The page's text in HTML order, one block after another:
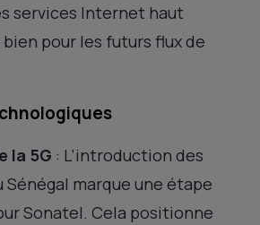
services Internet haut
pour les futurs flux de
la 5G : L’introduction des
Sénégal marque une étape
Sonatel. Cela positionne